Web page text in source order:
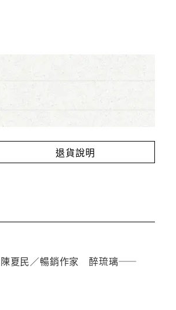
退貨說明
陳夏民／暢銷作家 醉琉璃——